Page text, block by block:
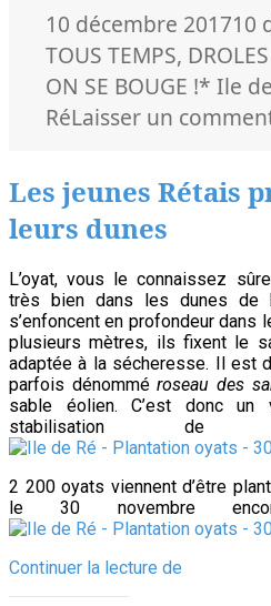
Publié
le
10 décembre 201710
TOUS TEMPS,
ON SE BOUGE !Mots-
clés
* Ile
RéLaisser un
Les jeunes Rétais
leurs dunes
L’oyat, vous le connaissez
très bien dans les dunes de
s’enfoncent en profondeur dans
plusieurs mètres, ils fixent le
adaptée à la sécheresse. Il est
parfois dénomméroseau des
sable éolien.
C’est donc un
stabilisation de
2 200 oyats viennent d’être
le 30 novembre
Continuer la lecture de